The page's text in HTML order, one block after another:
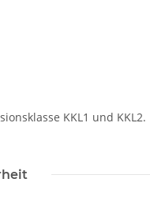
KKL1 und KKL2.